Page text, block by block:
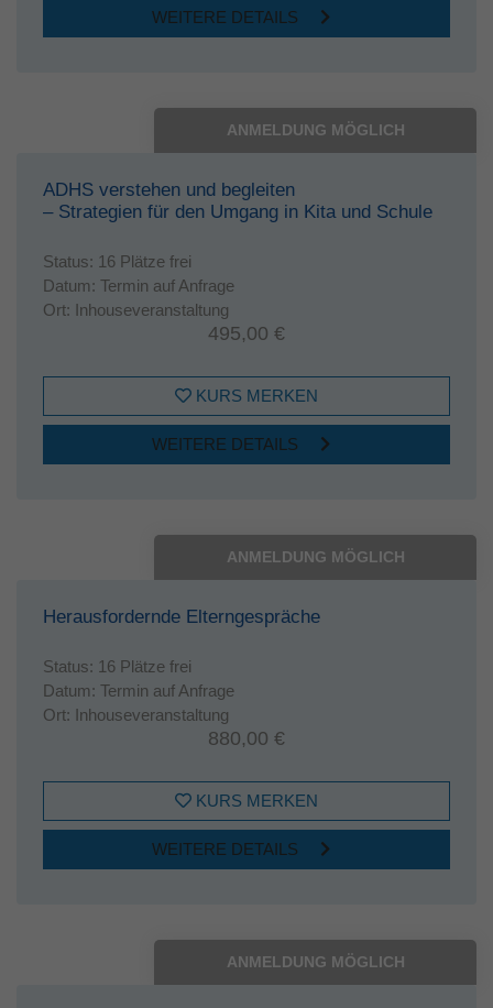
WEITERE DETAILS
ANMELDUNG MÖGLICH
ADHS verstehen und begleiten
– Strategien für den Umgang in Kita und Schule
Status: 16 Plätze frei
Datum: Termin auf Anfrage
Ort: Inhouseveranstaltung
495,00 €
KURS MERKEN
WEITERE DETAILS
ANMELDUNG MÖGLICH
Herausfordernde Elterngespräche
Status: 16 Plätze frei
Datum: Termin auf Anfrage
Ort: Inhouseveranstaltung
880,00 €
KURS MERKEN
WEITERE DETAILS
ANMELDUNG MÖGLICH